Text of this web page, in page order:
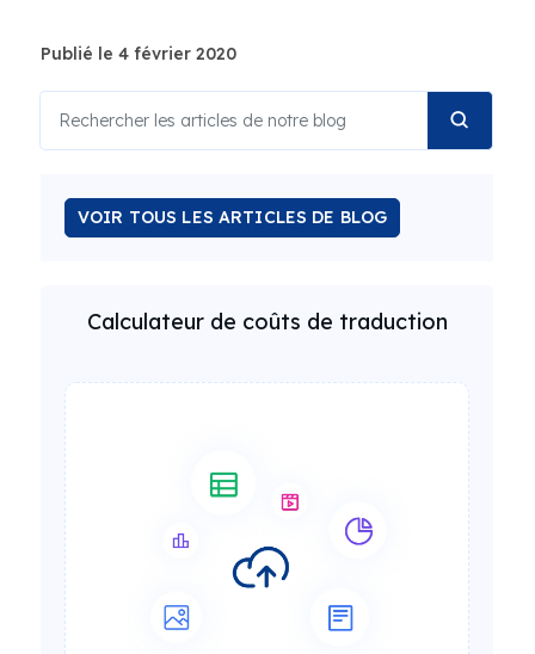
Publié le 4 février 2020
VOIR TOUS LES ARTICLES DE BLOG
Calculateur de coûts de traduction